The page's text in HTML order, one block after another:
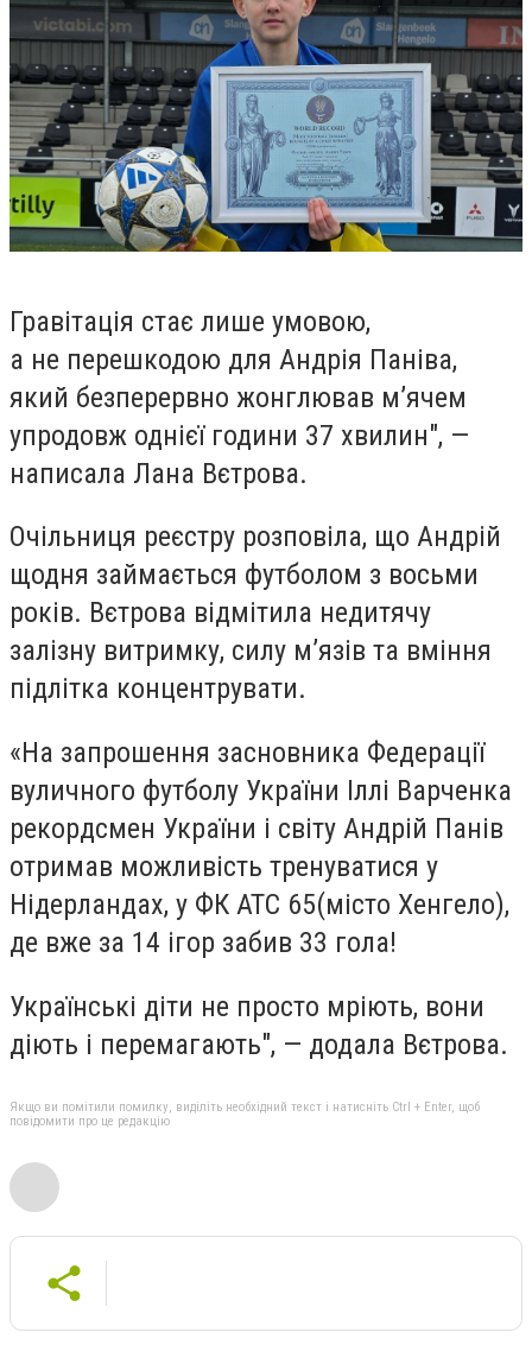
Гравітація стає лише умовою,
а не перешкодою для Андрія Паніва,
який безперервно жонглював м’ячем
упродовж однієї години 37 хвилин", —
написала Лана Вєтрова.
Очільниця реєстру розповіла, що Андрій
щодня займається футболом з восьми
років. Вєтрова відмітила недитячу
залізну витримку, силу м’язів та вміння
підлітка концентрувати.
«На запрошення засновника Федерації
вуличного футболу України Іллі Варченка
рекордсмен України і світу Андрій Панів
отримав можливість тренуватися у
Нідерландах, у ФК АТС 65(місто Хенгело),
де вже за 14 ігор забив 33 гола!
Українські діти не просто мріють, вони
діють і перемагають", — додала Вєтрова.
Якщо ви помітили помилку, виділіть необхідний текст і натисніть Ctrl + Enter, щоб
повідомити про це редакцію